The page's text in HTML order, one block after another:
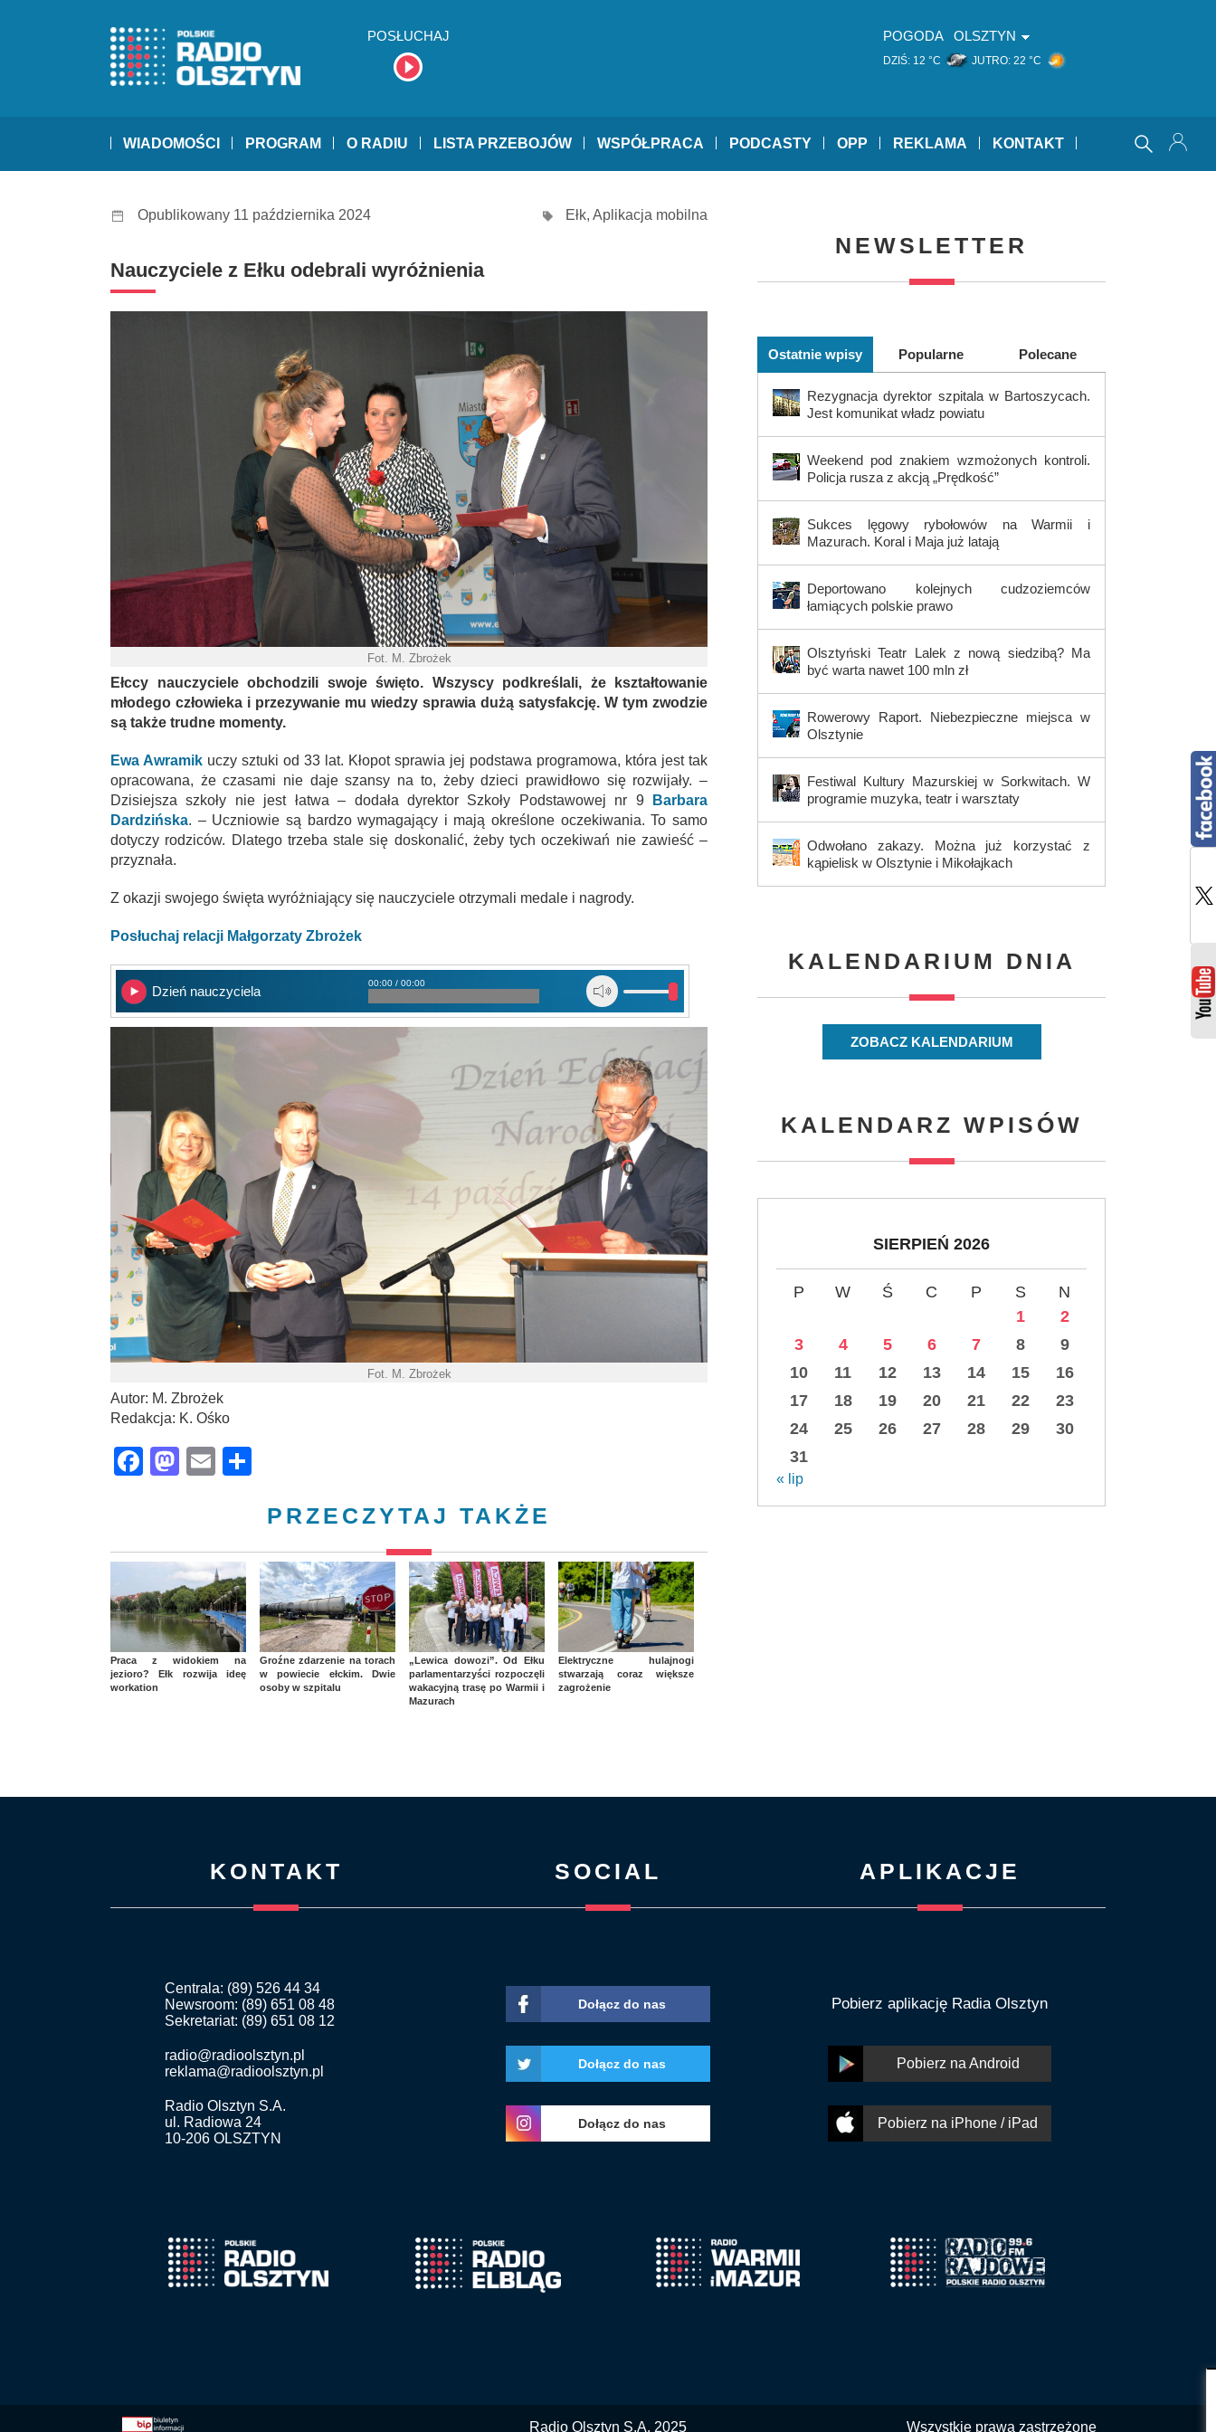
POSŁUCHAJ POGODA OLSZTYN
DZIŚ: 12 °C JUTRO: 22 °C
WIADOMOŚCI PROGRAM O RADIU LISTA PRZEBOJÓW WSPÓŁPRACA PODCASTY OPP REKLAMA KONTAKT
Opublikowany 11 października 2024 Ełk, Aplikacja mobilna
Nauczyciele z Ełku odebrali wyróżnienia
Fot. M. Zbrożek
Ełccy nauczyciele obchodzili swoje święto. Wszyscy podkreślali, że kształtowanie
młodego człowieka i przezywanie mu wiedzy sprawia dużą satysfakcję. W tym zwodzie
są także trudne momenty.
Ewa Awramik uczy sztuki od 33 lat. Kłopot sprawia jej podstawa programowa, która jest tak
opracowana, że czasami nie daje szansy na to, żeby dzieci prawidłowo się rozwijały. –
Dzisiejsza szkoły nie jest łatwa – dodała dyrektor Szkoły Podstawowej nr 9
Barbara
Dardzińska. – Uczniowie są bardzo wymagający i mają określone oczekiwania. To samo
dotyczy rodziców. Dlatego trzeba stale się doskonalić, żeby tych oczekiwań nie zawieść –
przyznała.
Z okazji swojego święta wyróżniający się nauczyciele otrzymali medale i nagrody.
Posłuchaj relacji Małgorzaty Zbrożek
Dzień nauczyciela
00:00 / 00:00
Fot. M. Zbrożek
Autor: M. Zbrożek
Redakcja: K. Ośko
Facebook
Mastodon
Email
PRZECZYTAJ TAKŻE
Praca z widokiem na
jezioro? Ełk rozwija ideę
workation
Groźne zdarzenie na torach
w powiecie ełckim. Dwie
osoby w szpitalu
„Lewica dowozi”. Od Ełku
parlamentarzyści rozpoczęli
wakacyjną trasę po Warmii i
Mazurach
Elektryczne hulajnogi
stwarzają coraz większe
zagrożenie
NEWSLETTER
Ostatnie wpisy Popularne Polecane
Rezygnacja dyrektor szpitala w Bartoszycach.
Jest komunikat władz powiatu
Weekend pod znakiem wzmożonych kontroli.
Policja rusza z akcją „Prędkość”
Sukces lęgowy rybołowów na Warmii i
Mazurach. Koral i Maja już latają
Deportowano kolejnych cudzoziemców
łamiących polskie prawo
Olsztyński Teatr Lalek z nową siedzibą? Ma
być warta nawet 100 mln zł
Rowerowy Raport. Niebezpieczne miejsca w
Olsztynie
Festiwal Kultury Mazurskiej w Sorkwitach. W
programie muzyka, teatr i warsztaty
Odwołano zakazy. Można już korzystać z
kąpielisk w Olsztynie i Mikołajkach
KALENDARIUM DNIA
ZOBACZ KALENDARIUM
KALENDARZ WPISÓW
SIERPIEŃ 2026
P W Ś C P S
N
1
2
3
4 5 6 7 8
9
10
11 12 13 14 15
16
17
18 19 20 21 22
23
24
25 26 27 28 29
30
31
« lip
KONTAKT
Centrala: (89) 526 44 34
Newsroom: (89) 651 08 48
Sekretariat: (89) 651 08 12
radio@radioolsztyn.pl
reklama@radioolsztyn.pl
Radio Olsztyn S.A.
ul. Radiowa 24
10-206 OLSZTYN
SOCIAL
Dołącz do nas
Dołącz do nas
Dołącz do nas
APLIKACJE
Pobierz aplikację Radia Olsztyn
Pobierz na Android
Pobierz na iPhone / iPad
Radio Olsztyn S.A. 2025 Wszystkie prawa zastrzeżone